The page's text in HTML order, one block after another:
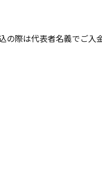
の際は代表者名義でご入